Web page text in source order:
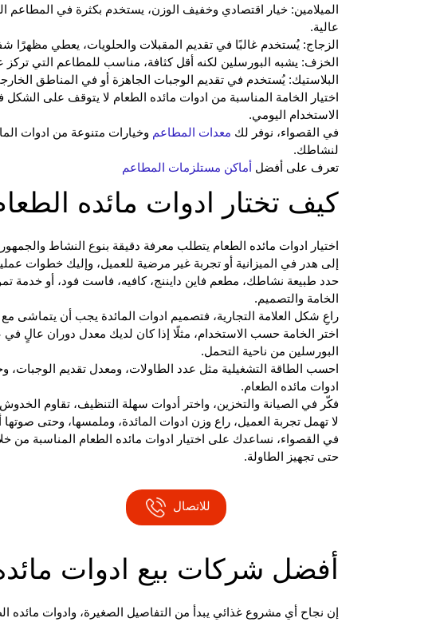
الميلامين: خيار اقتصادي وخفيف الوزن، يستخدم بكثرة في المطاعم
عالية.
الزجاج: يُستخدم غالبًا في تقديم المقبلات والحلويات، يعطي مظهرًا
الخزف: يشبه البورسلين لكنه أقل كثافة، مناسب للمطاعم التي تركز
البلاستيك: يُستخدم في تقديم الوجبات الجاهزة أو في المناطق
اختيار الخامة المناسبة من ادوات مائده الطعام لا يتوقف على
الاستخدام اليومي.
في القصواء، نوفر لك معدات المطاعم وخيارات متنوعة من ادوات
لنشاطك.
تعرف على أفضل أماكن مستلزمات المطاعم
كيف تختار ادوات مائده
اختيار ادوات مائده الطعام يتطلب معرفة دقيقة بنوع النشاط
إلى هدر في الميزانية أو تجربة غير مرضية للعميل، وإليك خطوات
حدد طبيعة نشاطك، مطعم فاين دايننج، كافيه، فاست فود، أو خدمة
الخامة والتصميم.
راعِ شكل العلامة التجارية، فتصميم ادوات المائدة يجب أن يتماشى
اختر الخامة حسب الاستخدام، مثلًا إذا كان لديك معدل دوران عالٍ في
البورسلين من ناحية التحمل.
احسب الطاقة التشغيلية مثل عدد الطاولات، ومعدل تقديم
ادوات مائده الطعام.
فكّر في الصيانة والتخزين، واختر أدوات سهلة التنظيف، تقاوم
لا تهمل تجربة العميل، راع وزن ادوات المائدة، وملمسها، وحتى صوتها
في القصواء، نساعدك على اختيار ادوات مائده الطعام المناسبة
حتى تجهيز الطاولة.
للاتصال
أفضل شركات بيع ادوات
إن نجاح أي مشروع غذائي يبدأ من التفاصيل الصغيرة، وادوات